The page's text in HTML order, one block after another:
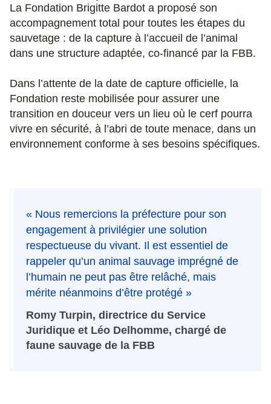
La Fondation Brigitte Bardot a proposé son
accompagnement total pour toutes les étapes du
sauvetage : de la capture à l’accueil de l’animal
dans une structure adaptée, co-financé par la FBB.
Dans l’attente de la date de capture officielle, la
Fondation reste mobilisée pour assurer une
transition en douceur vers un lieu où le cerf pourra
vivre en sécurité, à l’abri de toute menace, dans un
environnement conforme à ses besoins spécifiques.
« Nous remercions la préfecture pour son
engagement à privilégier une solution
respectueuse du vivant. Il est essentiel de
rappeler qu’un animal sauvage imprégné de
l’humain ne peut pas être relâché, mais
mérite néanmoins d’être protégé »
Romy Turpin, directrice du Service
Juridique et Léo Delhomme, chargé de
faune sauvage de la FBB